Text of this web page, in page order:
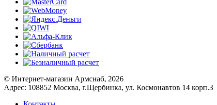
© Интернет-магазин Армснаб, 2026
Адрес: 108852 Москва, г.Щербинка, ул. Космонавтов 14 корп.3